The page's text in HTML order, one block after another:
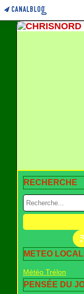
RECHERCHE
METEO
Météo Trélon
PENSÉE DU